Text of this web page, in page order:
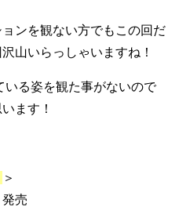
ンを観ない方でもこの回だ
山いらっしゃいますね！
いる姿を観た事がないので
ます！
＞
売